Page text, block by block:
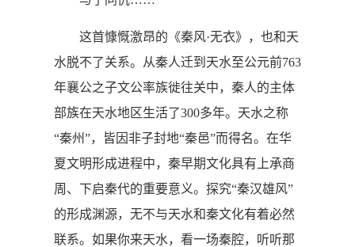
这首慷慨激昂的《秦风·无衣》，也和天
水脱不了关系。从秦人迁到天水至公元前763
年襄公之子文公率族徙往关中，秦人的主体
部族在天水地区生活了300多年。天水之称
“秦州”，皆因非子封地“秦邑”而得名。在华
夏文明形成进程中，秦早期文化具有上承商
周、下启秦代的重要意义。探究“秦汉雄风”
的形成渊源，无不与天水和秦文化有着必然
联系。如果你来天水，看一场秦腔，听听那